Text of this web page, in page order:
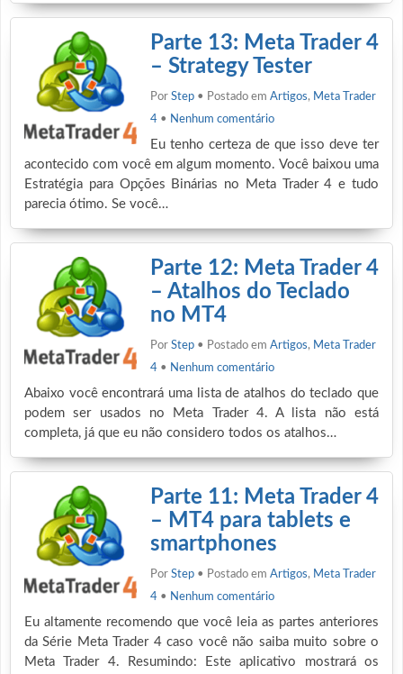
Parte 13: Meta Trader 4
– Strategy Tester
Por Step • Postado em Artigos, Meta Trader
4 • Nenhum comentário
Eu tenho certeza de que isso deve ter
acontecido com você em algum momento. Você baixou uma
Estratégia para Opções Binárias no Meta Trader 4 e tudo
parecia ótimo. Se você…
Parte 12: Meta Trader 4
– Atalhos do Teclado
no MT4
Por Step • Postado em Artigos, Meta Trader
4 • Nenhum comentário
Abaixo você encontrará uma lista de atalhos do teclado que
podem ser usados no Meta Trader 4. A lista não está
completa, já que eu não considero todos os atalhos…
Parte 11: Meta Trader 4
– MT4 para tablets e
smartphones
Por Step • Postado em Artigos, Meta Trader
4 • Nenhum comentário
Eu altamente recomendo que você leia as partes anteriores
da Série Meta Trader 4 caso você não saiba muito sobre o
Meta Trader 4. Resumindo: Este aplicativo mostrará os